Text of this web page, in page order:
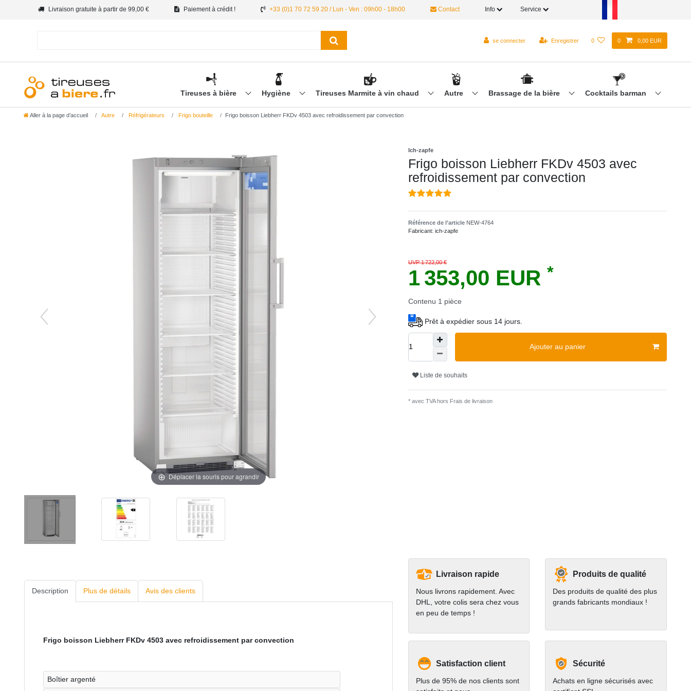
Livraison gratuite à partir de 99,00 € Paiement à crédit ! +33 (0)1 70 72 59 20 / Lun - Ven : 09h00 - 18h00 Contact Info Service
se connecter Enregistrer 0 0 0,00 EUR
Tireuses à bière Hygiène Tireuses Marmite à vin chaud Autre Brassage de la bière Cocktails barman
Aller à la page d’accueil Autre Réfrigérateurs Frigo bouteille Frigo boisson Liebherr FKDv 4503 avec refroidissement par convection
Déplacer la souris pour agrandir
Ich-zapfe
Frigo boisson Liebherr FKDv 4503 avec
refroidissement par convection
Référence de l’article NEW-4764
Fabricant: ich-zapfe
UVP 1 722,00 €
1 353,00 EUR *
Contenu 1 pièce
Prêt à expédier sous 14 jours.
Ajouter au panier
Liste de souhaits
* avec TVA hors Frais de livraison
Description Plus de détails Avis des clients
Frigo boisson Liebherr FKDv 4503 avec refroidissement par convection
Boîtier argenté
Livraison rapide
Nous livrons rapidement. Avec
DHL, votre colis sera chez vous
en peu de temps !
Produits de qualité
Des produits de qualité des plus
grands fabricants mondiaux !
Satisfaction client
Plus de 95% de nos clients sont
Sécurité
Achats en ligne sécurisés avec